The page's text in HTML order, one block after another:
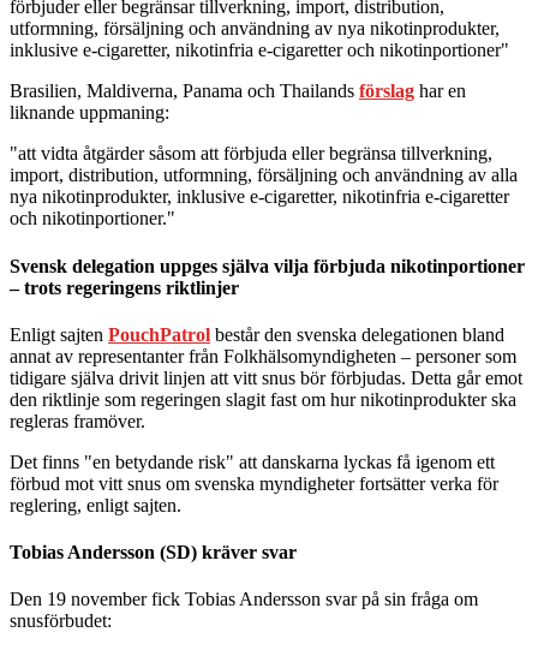
förbjuder eller begränsar tillverkning, import, distribution,
utformning, försäljning och användning av nya nikotinprodukter,
inklusive e-cigaretter, nikotinfria e-cigaretter och nikotinportioner"
Brasilien, Maldiverna, Panama och Thailands förslag har en
liknande uppmaning:
"att vidta åtgärder såsom att förbjuda eller begränsa tillverkning,
import, distribution, utformning, försäljning och användning av alla
nya nikotinprodukter, inklusive e-cigaretter, nikotinfria e-cigaretter
och nikotinportioner."
Svensk delegation uppges själva vilja förbjuda nikotinportioner
– trots regeringens riktlinjer
Enligt sajten PouchPatrol består den svenska delegationen bland
annat av representanter från Folkhälsomyndigheten – personer som
tidigare själva drivit linjen att vitt snus bör förbjudas. Detta går emot
den riktlinje som regeringen slagit fast om hur nikotinprodukter ska
regleras framöver.
Det finns "en betydande risk" att danskarna lyckas få igenom ett
förbud mot vitt snus om svenska myndigheter fortsätter verka för
reglering, enligt sajten.
Tobias Andersson (SD) kräver svar
Den 19 november fick Tobias Andersson svar på sin fråga om
snusförbudet: